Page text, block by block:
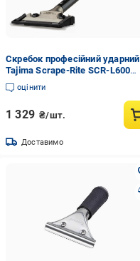
Скребок професійний ударний
Tajima Scrape-Rite SCR-L600
(1105-1729)
оцінити
1 329 ₴/шт.
Доставимо